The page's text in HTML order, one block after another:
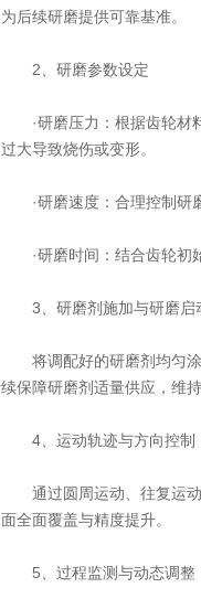
为后续研磨提供可靠基准。
2、研磨参数设定
·研磨压力：根据齿轮材料
过大导致烧伤或变形。
·研磨速度：合理控制研磨
·研磨时间：结合齿轮初始
3、研磨剂施加与研磨启
将调配好的研磨剂均匀涂
续保障研磨剂适量供应，维
4、运动轨迹与方向控制
通过圆周运动、往复运动
面全面覆盖与精度提升。
5、过程监测与动态调整